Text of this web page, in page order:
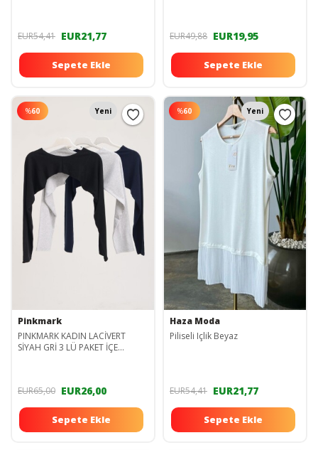
EUR54,41 EUR21,77
Sepete Ekle
EUR49,88 EUR19,95
Sepete Ekle
%60 Yeni
Pinkmark
PINKMARK KADIN LACİVERT
SİYAH GRİ 3 LÜ PAKET İÇE
EUR65,00 EUR26,00
Sepete Ekle
%60 Yeni
Haza Moda
Piliseli Içlik Beyaz
EUR54,41 EUR21,77
Sepete Ekle